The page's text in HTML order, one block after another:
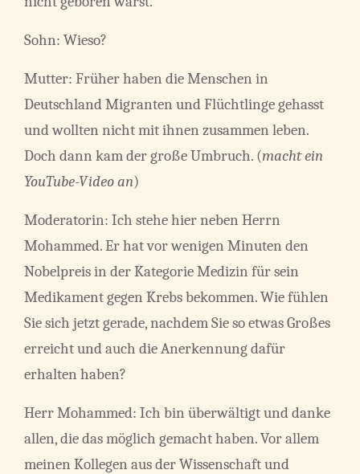
Sohn: Wieso?
Mutter: Früher haben die Menschen in
Deutschland Migranten und Flüchtlinge gehasst
und wollten nicht mit ihnen zusammen leben.
Doch dann kam der große Umbruch. (macht ein
YouTube-Video an)
Moderatorin: Ich stehe hier neben Herrn
Mohammed. Er hat vor wenigen Minuten den
Nobelpreis in der Kategorie Medizin für sein
Medikament gegen Krebs bekommen. Wie fühlen
Sie sich jetzt gerade, nachdem Sie so etwas Großes
erreicht und auch die Anerkennung dafür
erhalten haben?
Herr Mohammed: Ich bin überwältigt und danke
allen, die das möglich gemacht haben. Vor allem
meinen Kollegen aus der Wissenschaft und